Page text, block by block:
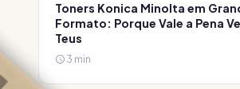
Toners Konica Minolta em
Formato: Porque Vale a Pena
Teus
3 min